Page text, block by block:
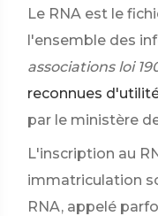
Le RNA est le
l'ensemble des
associations loi
reconnues
par le ministère
L'inscription au
immatriculation
RNA, appelé